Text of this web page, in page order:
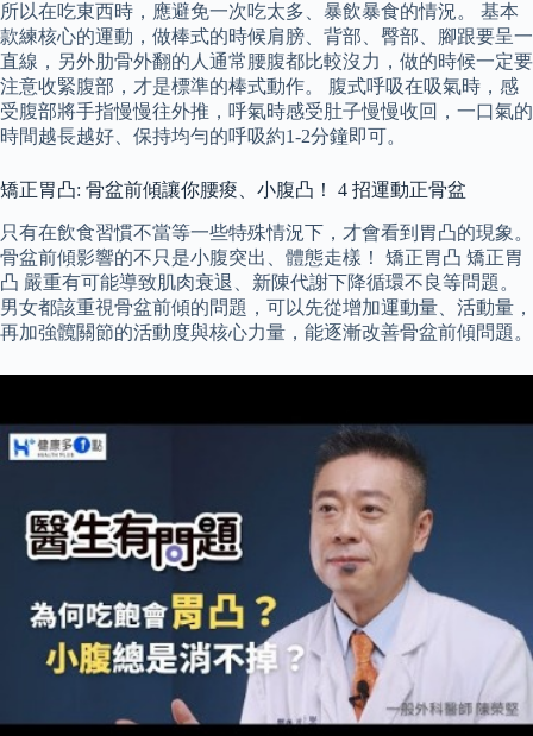
所以在吃東西時，應避免一次吃太多、暴飲暴食的情況。 基本
款練核心的運動，做棒式的時候肩膀、背部、臀部、腳跟要呈一
直線，另外肋骨外翻的人通常腰腹都比較沒力，做的時候一定要
注意收緊腹部，才是標準的棒式動作。 腹式呼吸在吸氣時，感
受腹部將手指慢慢往外推，呼氣時感受肚子慢慢收回，一口氣的
時間越長越好、保持均勻的呼吸約1-2分鐘即可。
矯正胃凸: 骨盆前傾讓你腰痠、小腹凸！ 4 招運動正骨盆
只有在飲食習慣不當等一些特殊情況下，才會看到胃凸的現象。
骨盆前傾影響的不只是小腹突出、體態走樣！ 矯正胃凸 矯正胃
凸 嚴重有可能導致肌肉衰退、新陳代謝下降循環不良等問題。
男女都該重視骨盆前傾的問題，可以先從增加運動量、活動量，
再加強髖關節的活動度與核心力量，能逐漸改善骨盆前傾問題。